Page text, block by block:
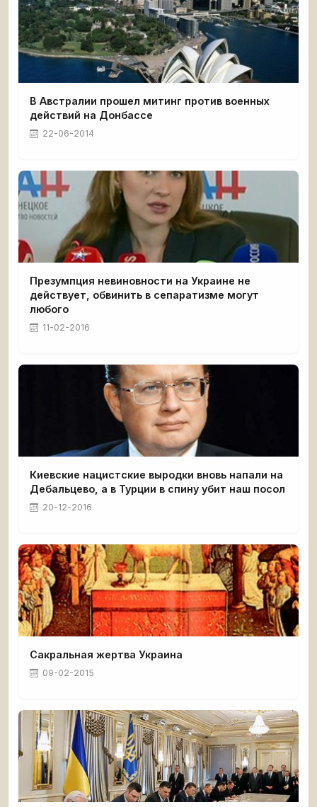
В Австралии прошел митинг против военных
действий на Донбассе
22-06-2014
Презумпция невиновности на Украине не
действует, обвинить в сепаратизме могут
любого
11-02-2016
Киевские нацистские выродки вновь напали на
Дебальцево, а в Турции в спину убит наш посол
20-12-2016
Сакральная жертва Украина
09-02-2015